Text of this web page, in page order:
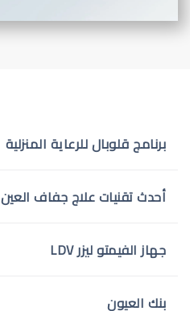
برنامج قلوبال للرعاية المنزلية
أحدث تقنيات علاج جفاف العين
جهاز الفيمتو ليزر LDV
بنك العيون